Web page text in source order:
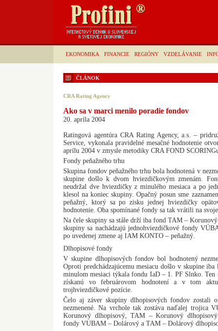
EKONOMIKA FINANCIE REGIÓNY VZDELÁVANIE
ČLÁNOK
CRA Rating Agency
Ako sa v marci menilo poradie fondov
20. apríla 2004
Ratingová agentúra CRA Rating Agency, a.s. –
Service, vykonala pravidelné mesačné hodnotenie
aprílu 2004 v zmysle metodiky CRA FOND
Fondy peňažného trhu
Skupina fondov peňažného trhu bola hodnotená v
skupine došlo k dvom hviezdičkovým zmenám.
neudržal dve hviezdičky z minulého mesiaca a po
klesol na koniec skupiny. Opačný posun sme
peňažný, ktorý sa po zisku jednej hviezdičky
hodnotenie. Oba spomínané fondy sa tak vrátili na
Na čele skupiny sa stále drží iba fond TAM –
skupiny sa nachádzajú jednohviezdičkové fondy
po uvedenej zmene aj IAM KONTO – peňažný.
Dlhopisové fondy
V skupine dlhopisových fondov bol hodnotený
Oproti predchádzajúcemu mesiacu došlo v skupine
minulom mesiaci týkala fondu IaD – 1. PF Slnko. Ten
získanú vo februárovom hodnotení a v tom
trojhviezdičkové pozície.
Čelo aj záver skupiny dlhopisových fondov zostali
nezmenené. Na vrchole tak zostáva naďalej trojica
Korunový dlhopisový, TAM – Korunový
fondy VUBAM – Dolárový a TAM – Dolárový